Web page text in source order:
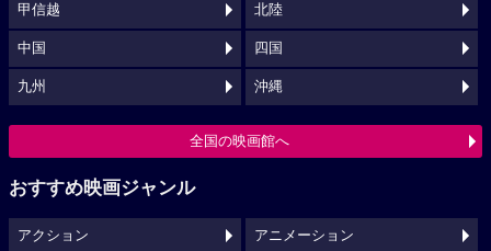
甲信越 北陸
中国 四国
九州 沖縄
全国の映画館へ
おすすめ映画ジャンル
アクション アニメーション